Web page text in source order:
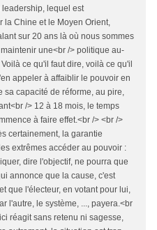
lequel est
la Chine et le Moyen Orient,
sur 20 ans là où nous sommes
une<br /> politique au-
ce qu'il faut dire, voilà ce qu'il
appeler à affaiblir le pouvoir en
sa capacité de réforme, au pire,
/> 12 à 18 mois, le temps
à faire effet.<br /> <br />
certainement, la garantie
extrêmes accéder au pouvoir :
dire l'objectif, ne pourra que
annonce que la cause, c'est
que l'électeur, en votant pour lui,
l'autre, le système, ..., payera.<br
réagit sans retenu ni sagesse,